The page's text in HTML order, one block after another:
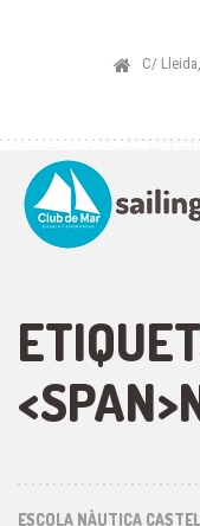
C/
ESCOLA NÀUTICA